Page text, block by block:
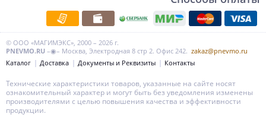
© ООО «МАГИМЭКС», 2000 – 2026 г.
PNEVMO.RU –◉– Москва, Электродная 8 стр 2. Офис 242. zakaz@pnevmo.ru
Каталог
Доставка Документы и Реквизиты Контакты
Технические характеристики товаров, указанные на сайте носят
ознакомительный характер и могут быть без уведомления изменены
производителями с целью повышения качества и эффективности
продукции.